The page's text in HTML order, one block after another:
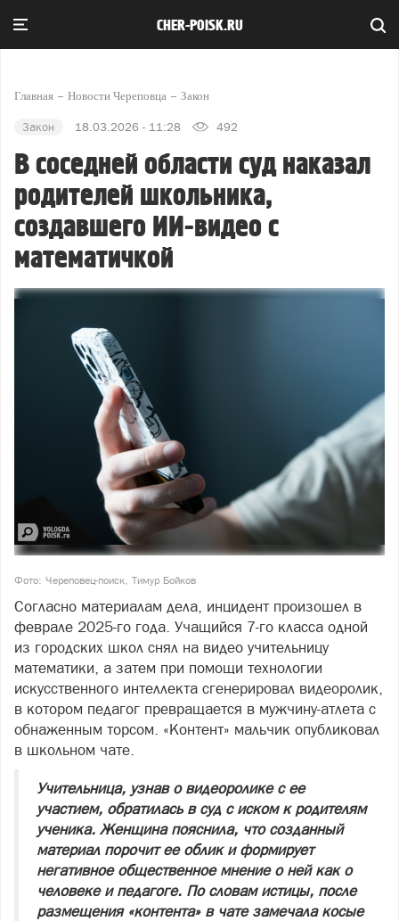
CHER-POISK.RU
Главная Новости Череповца Закон
Закон 18.03.2026 - 11:28 492
В соседней области суд наказал
родителей школьника,
создавшего ИИ-видео с
математичкой
Фото: Череповец-поиск, Тимур Бойков
Согласно материалам дела, инцидент произошел в
феврале 2025-го года. Учащийся 7-го класса одной
из городских школ снял на видео учительницу
математики, а затем при помощи технологии
искусственного интеллекта сгенерировал видеоролик,
в котором педагог превращается в мужчину-атлета с
обнаженным торсом. «Контент» мальчик опубликовал
в школьном чате.
Учительница, узнав о видеоролике с ее
участием, обратилась в суд с иском к родителям
ученика. Женщина пояснила, что созданный
материал порочит ее облик и формирует
негативное общественное мнение о ней как о
человеке и педагоге. По словам истицы, после
размещения «контента» в чате замечала косые